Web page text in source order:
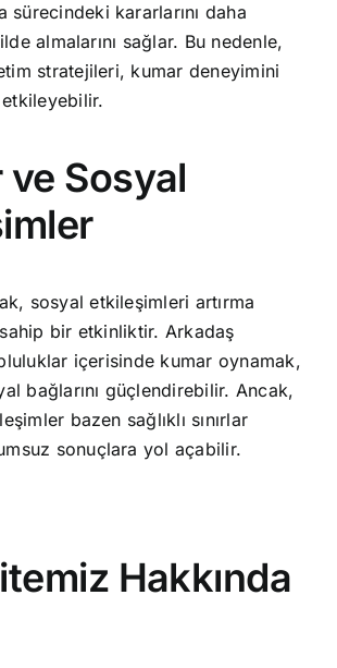
sürecindeki kararlarını daha
almalarını sağlar. Bu nedenle,
stratejileri, kumar deneyimini
ve Sosyal
sosyal etkileşimleri artırma
bir etkinliktir. Arkadaş
içerisinde kumar oynamak,
bağlarını güçlendirebilir. Ancak,
bazen sağlıklı sınırlar
sonuçlara yol açabilir.
Hakkında